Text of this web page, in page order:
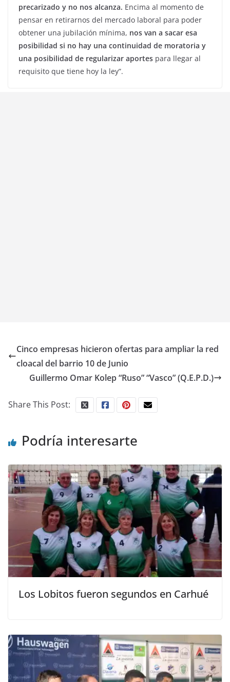
precarizado y no nos alcanza. Encima al momento de
pensar en retirarnos del mercado laboral para poder
obtener una jubilación mínima, nos van a sacar esa
posibilidad si no hay una continuidad de moratoria y
una posibilidad de regularizar aportes para llegar al
requisito que tiene hoy la ley”.
Cinco empresas hicieron ofertas para ampliar la red
cloacal del barrio 10 de Junio
Guillermo Omar Kolep “Ruso” “Vasco” (Q.E.P.D.)
Share This Post:
Podría interesarte
Los Lobitos fueron segundos en Carhué